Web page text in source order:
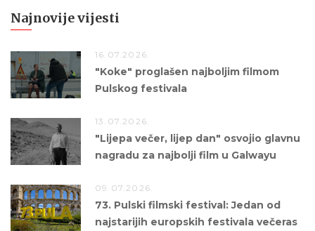
Najnovije vijesti
16.07.2026.
"Koke" proglašen najboljim filmom
Pulskog festivala
13.07.2026.
"Lijepa večer, lijep dan" osvojio glavnu
nagradu za najbolji film u Galwayu
09.07.2026.
73. Pulski filmski festival: Jedan od
najstarijih europskih festivala večeras